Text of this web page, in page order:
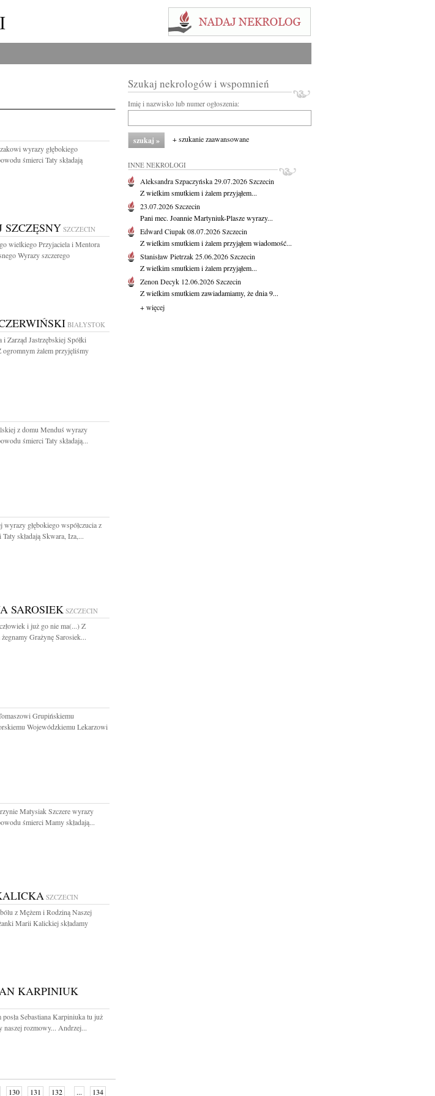
wyrazy głębokiego
śmierci Taty składają
SZCZĘSNYSZCZECIN
wielkiego Przyjaciela i Mentora
Wyrazy szczerego
BIAŁYSTOK
i Zarząd Jastrzębskiej Spółki
żalem przyjęliśmy
z domu Menduś wyrazy
śmierci Taty składają...
głębokiego współczucia z
składają Skwara, Iza,...
SAROSIEK SZCZECIN
i już go nie ma(...) Z
żegnamy Grażynę Sarosiek...
Grupińskiemu
Wojewódzkiemu Lekarzowi
Matysiak Szczere wyrazy
śmierci Mamy składają...
SZCZECIN
z Mężem i Rodziną Naszej
Marii Kalickiej składamy
KARPINIUK
posła Sebastiana Karpiniuka tu już
naszej rozmowy... Andrzej...
130 131 132 ... 134
Szukaj nekrologów i wspomnień
Imię i nazwisko lub numer ogłoszenia:
+ szukanie zaawansowane
INNE NEKROLOGI
Aleksandra Szpaczyńska29.07.2026Szczecin
Z wielkim smutkiem i żalem przyjąłem...
23.07.2026Szczecin
Pani mec. Joannie Martyniuk-Plasze wyrazy...
Edward Ciupak08.07.2026Szczecin
Z wielkim smutkiem i żalem przyjąłem wiadomość...
Stanisław Pietrzak25.06.2026Szczecin
Z wielkim smutkiem i żalem przyjąłem...
Zenon Decyk 12.06.2026Szczecin
Z wielkim smutkiem zawiadamiamy, że dnia 9...
+ więcej